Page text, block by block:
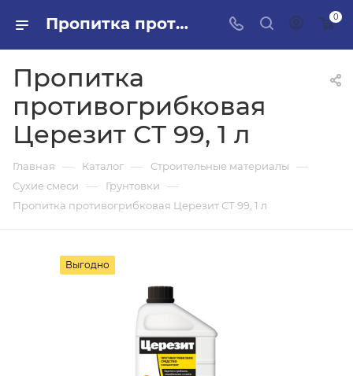
Пропитка противогрибковая Церезит СТ 99, 1 л в ПИЛОН — купить стройматериалы в интернет-магазине ПИЛОН с доставкой оптом и в розницу 0
Пропитка
противогрибковая
Церезит СТ 99, 1 л
Главная — Каталог — Строительные материалы —
Сухие смеси — Грунтовки —
Пропитка противогрибковая Церезит СТ 99, 1 л
Выгодно